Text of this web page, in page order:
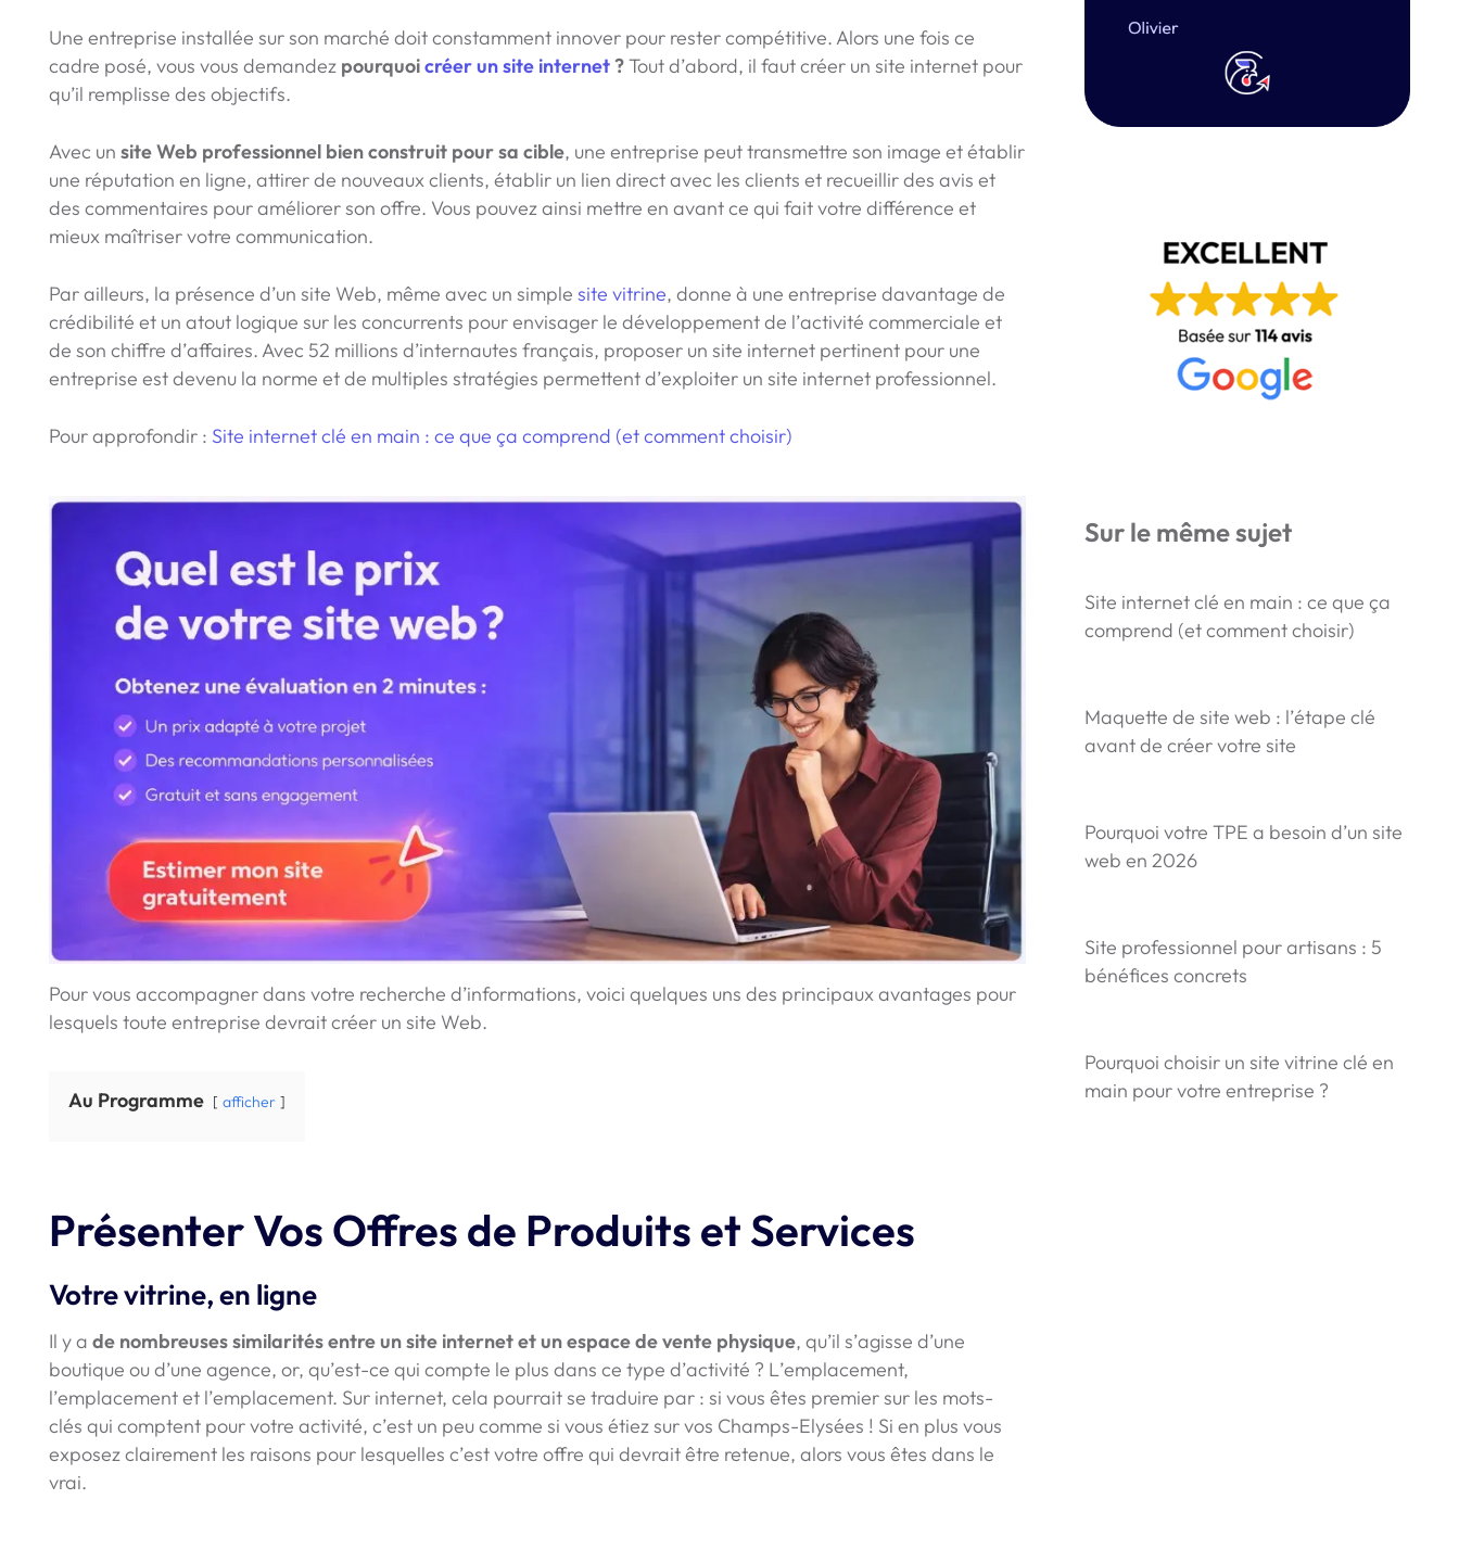
Une entreprise installée sur son marché doit constamment innover pour rester compétitive. Alors une fois ce
cadre posé, vous vous demandez pourquoicréer un site internet?Tout d’abord, il faut créer un site internet pour
qu’il remplisse des objectifs.
Avec un site Web professionnel bien construit pour sa cible, une entreprise peut transmettre son image et établir
une réputation en ligne, attirer de nouveaux clients, établir un lien direct avec les clients et recueillir des avis et
des commentaires pour améliorer son offre. Vous pouvez ainsi mettre en avant ce qui fait votre différence et
mieux maîtriser votre communication.
Par ailleurs, la présence d’un site Web, même avec un simple site vitrine, donne à une entreprise davantage de
crédibilité et un atout logique sur les concurrents pour envisager le développement de l’activité commerciale et
de son chiffre d’affaires. Avec 52 millions d’internautes français, proposer un site internet pertinent pour une
entreprise est devenu la norme et de multiples stratégies permettent d’exploiter un site internet professionnel.
Pour approfondir : Site internet clé en main : ce que ça comprend (et comment choisir)
Pour vous accompagner dans votre recherche d’informations, voici quelques uns des principaux avantages pour
lesquels toute entreprise devrait créer un site Web.
Au Programme afficher
Présenter Vos Offres de Produits et Services
Votre vitrine, en ligne
Il y a de nombreuses similarités entre un site internet et un espace de vente physique, qu’il s’agisse d’une
boutique ou d’une agence, or, qu’est-ce qui compte le plus dans ce type d’activité ? L’emplacement,
l’emplacement et l’emplacement. Sur internet, cela pourrait se traduire par : si vous êtes premier sur les mots-
clés qui comptent pour votre activité, c’est un peu comme si vous étiez sur vos Champs-Elysées ! Si en plus vous
exposez clairement les raisons pour lesquelles c’est votre offre qui devrait être retenue, alors vous êtes dans le
vrai.
Sur le même sujet
Site internet clé en main : ce que ça
comprend (et comment choisir)
Maquette de site web : l’étape clé
avant de créer votre site
Pourquoi votre TPE a besoin d’un site
web en 2026
Site professionnel pour artisans : 5
bénéfices concrets
Pourquoi choisir un site vitrine clé en
main pour votre entreprise ?